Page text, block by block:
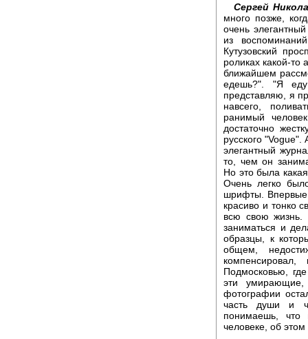
Сергей
много позже,
очень
из
Кутузовский
роликах какой-то
ближайшем
едешь?". "Я
представляю, я
навсего,
ранимый
достаточно
русского
элегантный
то, чем он
Но это была
Очень легко
шрифты.
красиво и тонко
всю свою жизнь.
заниматься и
образцы, к
общем,
Подмосковью,
эти умирающие,
фотографии
часть души и
понимаешь,
человеке, об